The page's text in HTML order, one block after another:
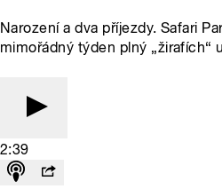
Narození a dva příjezdy. Safari
mimořádný týden plný „žirafích“
2:39